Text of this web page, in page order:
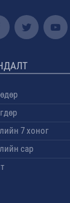
7 хоног
сар